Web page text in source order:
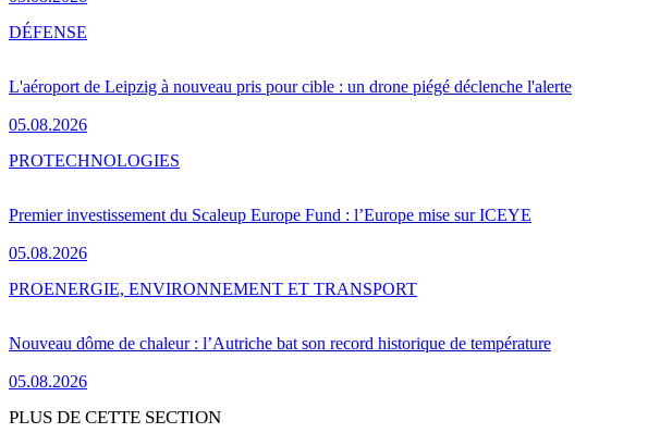
L'aéroport de Leipzig à nouveau pris pour cible : un drone piégé déclenche l'alerte
05.08.2026
DÉFENSE
Premier investissement du Scaleup Europe Fund : l’Europe mise sur ICEYE
05.08.2026
PROTECHNOLOGIES
Nouveau dôme de chaleur : l’Autriche bat son record historique de température
05.08.2026
PROENERGIE, ENVIRONNEMENT ET TRANSPORT
PLUS DE CETTE SECTION